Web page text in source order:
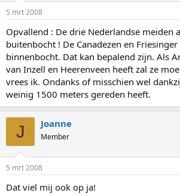
5 mrt 2008
Opvallend : De drie Nederlandse meiden
buitenbocht ! De Canadezen en
binnenbocht. Dat kan bepalend zijn. Als
van Inzell en Heerenveen heeft zal ze
vrees ik. Ondanks of misschien wel
weinig 1500 meters gereden heeft.
J Joanne
Member
5 mrt 2008
Dat viel mij ook op ja!